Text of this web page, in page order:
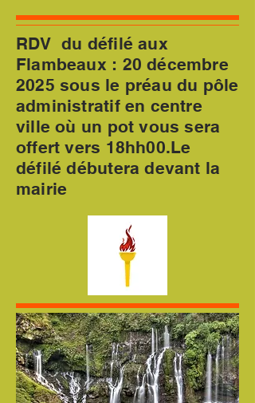
RDV du défilé aux
Flambeaux : 20 décembre
2025 sous le préau du pôle
administratif en centre
ville où un pot vous sera
offert vers 18hh00.Le
défilé débutera devant la
mairie